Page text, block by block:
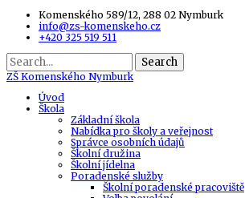
Komenského 589/12, 288 02 Nymburk
info@zs-komenskeho.cz
+420 325 519 511
Search
ZŠ Komenského Nymburk
Úvod
Škola
Základní škola
Nabídka pro školy a veřejnost
Správce osobních údajů
Školní družina
Školní jídelna
Poradenské služby
Školní poradenské pracoviště